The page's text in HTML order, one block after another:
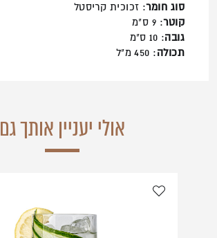
סוג חומר: זכוכית קריסטל
קוטר: 9 ס"מ
גובה: 10 ס"מ
תכולה: 450 מ"ל
אולי יעניין אותך גם